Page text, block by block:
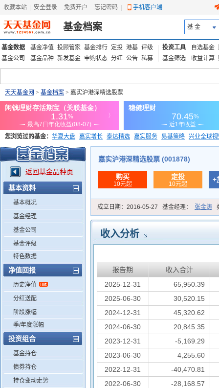
收藏本站 安全登录 免费开户 忘记密码 手机客户端
基金档案 基 金
基金数据 基金净值 投顾管家 基金排行 定投 港基 评级
基金公司
基金品种 新发基金 申购状态 分红 公告 私募
投资工具 自选基金
基金筛选
收益计算
天天基金网 > 基金档案 > 嘉实沪港深精选股票
您浏览过的基金： 华夏大盘 嘉实增长 泰达精选 嘉实服务 易基策略 兴业全球
添富优势 华安宏利 上证180价值ETF
返回基金品种页
基本资料
基本概况
基金经理
基金公司
基金评级
特色数据
净值回报
历史净值
分红送配
阶段涨幅
季/年度涨幅
投资组合
基金持仓
债券持仓
持仓变动走势
嘉实沪港深精选股票 (001878)
购买
10元起
定投
10元起
+
成立日期： 2016-05-27 基金经理： 张金涛
收入分析
报告期
收入合计
2025-12-31
65,950.39
2025-06-30
30,520.15
2024-12-31
45,320.62
2024-06-30
20,845.35
2023-12-31
-5,169.29
2023-06-30
4,255.60
2022-12-31
-40,470.81
2022-06-30
-28,168.57